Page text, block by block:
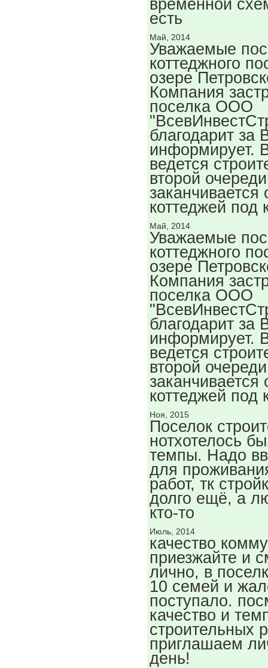
временной
есть
Май, 2014
Уважаемые
коттеджного
озере
Компания
поселка ООО
благодарит
информирует.
ведется
второй
заканчивается
коттеджей под
Май, 2014
Уважаемые
коттеджного
озере
Компания
поселка ООО
благодарит
информирует.
ведется
второй
заканчивается
коттеджей под
Ноя, 2015
Поселок
нотхотелось
темпы. Надо
для
работ, тк
долго ещё, а
кто-то
Июль, 2014
качество
приезжайте и
лично, в
10 семей и
поступало.
качество и
строительных
приглашаем
день!